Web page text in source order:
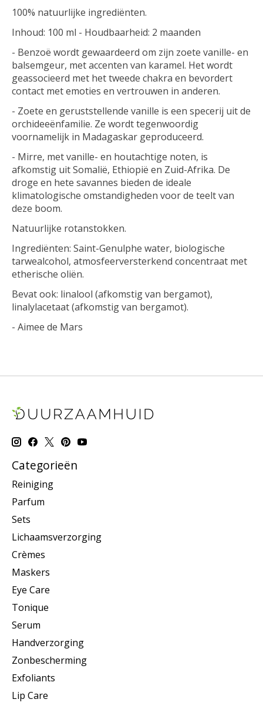
100% natuurlijke ingrediënten.
Inhoud: 100 ml - Houdbaarheid: 2 maanden
- Benzoë wordt gewaardeerd om zijn zoete vanille- en
balsemgeur, met accenten van karamel. Het wordt
geassocieerd met het tweede chakra en bevordert
contact met emoties en vertrouwen in anderen.
- Zoete en geruststellende vanille is een specerij uit de
orchideeënfamilie. Ze wordt tegenwoordig
voornamelijk in Madagaskar geproduceerd.
- Mirre, met vanille- en houtachtige noten, is
afkomstig uit Somalië, Ethiopië en Zuid-Afrika. De
droge en hete savannes bieden de ideale
klimatologische omstandigheden voor de teelt van
deze boom.
Natuurlijke rotanstokken.
Ingrediënten: Saint-Genulphe water, biologische
tarwealcohol, atmosfeerversterkend concentraat met
etherische oliën.
Bevat ook: linalool (afkomstig van bergamot),
linalylacetaat (afkomstig van bergamot).
- Aimee de Mars
Categorieën
Reiniging
Parfum
Sets
Lichaamsverzorging
Crèmes
Maskers
Eye Care
Tonique
Serum
Handverzorging
Zonbescherming
Exfoliants
Lip Care